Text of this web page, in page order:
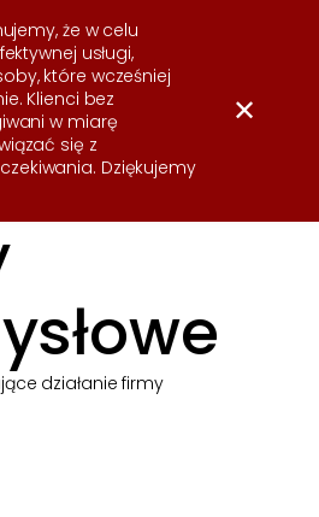
działanie firmy
że w celu
usługi,
które wcześniej
Klienci bez
w miarę
się z
Dziękujemy
✕